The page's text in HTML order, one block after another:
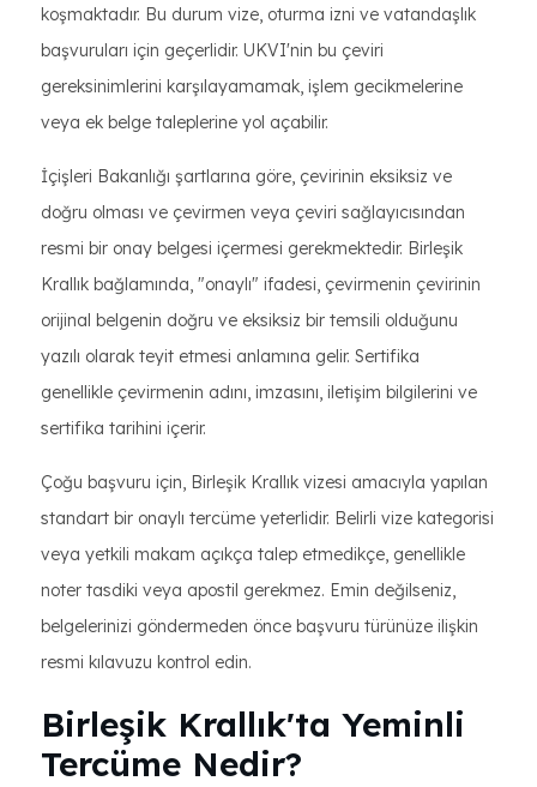
koşmaktadır. Bu durum vize, oturma izni ve vatandaşlık
başvuruları için geçerlidir. UKVI'nin bu çeviri
gereksinimlerini karşılayamamak, işlem gecikmelerine
veya ek belge taleplerine yol açabilir.
İçişleri Bakanlığı şartlarına göre, çevirinin eksiksiz ve
doğru olması ve çevirmen veya çeviri sağlayıcısından
resmi bir onay belgesi içermesi gerekmektedir. Birleşik
Krallık bağlamında, "onaylı" ifadesi, çevirmenin çevirinin
orijinal belgenin doğru ve eksiksiz bir temsili olduğunu
yazılı olarak teyit etmesi anlamına gelir. Sertifika
genellikle çevirmenin adını, imzasını, iletişim bilgilerini ve
sertifika tarihini içerir.
Çoğu başvuru için, Birleşik Krallık vizesi amacıyla yapılan
standart bir onaylı tercüme yeterlidir. Belirli vize kategorisi
veya yetkili makam açıkça talep etmedikçe, genellikle
noter tasdiki veya apostil gerekmez. Emin değilseniz,
belgelerinizi göndermeden önce başvuru türünüze ilişkin
resmi kılavuzu kontrol edin.
Birleşik Krallık'ta Yeminli
Tercüme Nedir?